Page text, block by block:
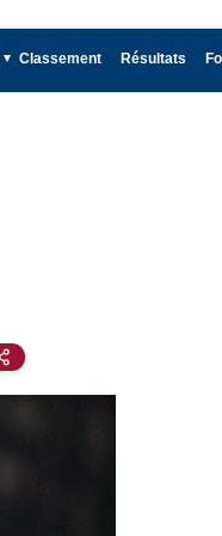
Classement Résultats